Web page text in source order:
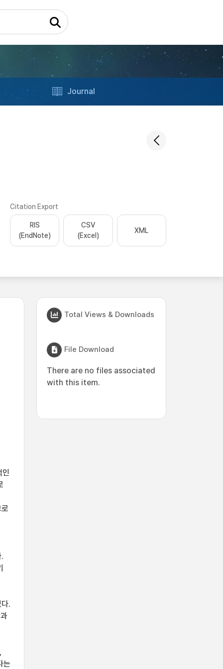
Journal
Citation Export
RIS
(EndNote)
CSV
(Excel)
XML
인
.
는
Total Views & Downloads
File Download
There are no files associated
with this item.